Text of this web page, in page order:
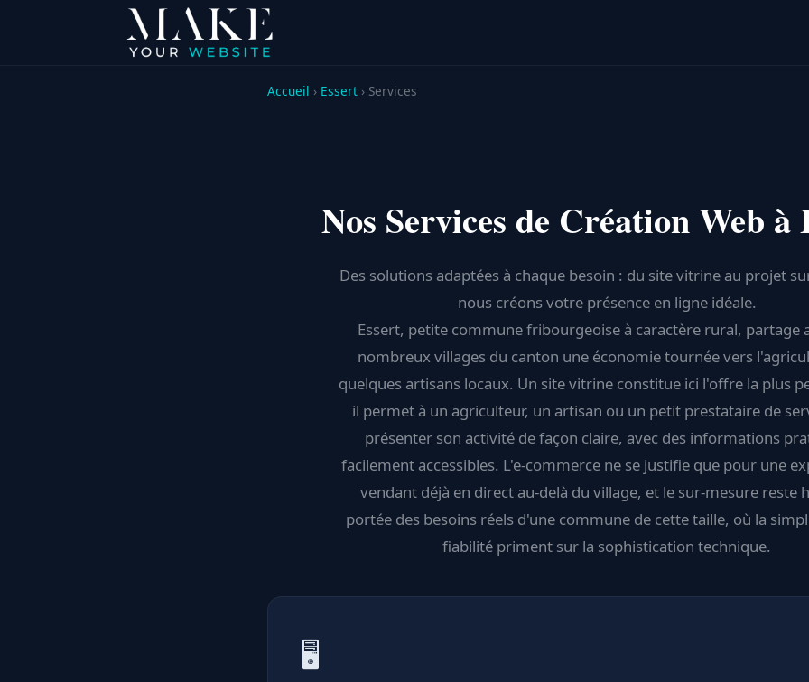
Accueil › Essert › Services
Nos Services de Création Web à
Des solutions adaptées à chaque besoin : du site vitrine au projet
nous créons votre présence en ligne idéale.
Essert, petite commune fribourgeoise à caractère rural, partage
nombreux villages du canton une économie tournée vers
quelques artisans locaux. Un site vitrine constitue ici l'offre la plus
il permet à un agriculteur, un artisan ou un petit prestataire de
présenter son activité de façon claire, avec des informations
facilement accessibles. L'e-commerce ne se justifie que pour une
vendant déjà en direct au-delà du village, et le sur-mesure reste
portée des besoins réels d'une commune de cette taille, où la
fiabilité priment sur la sophistication technique.
🖥️